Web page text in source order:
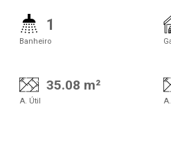
1
Banheiro
35.08 m²
A. Útil